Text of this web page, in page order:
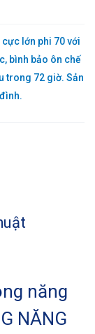
lớn phi 70 với
bình bảo ôn chế
trong 72 giờ. Sản
năng
NĂNG